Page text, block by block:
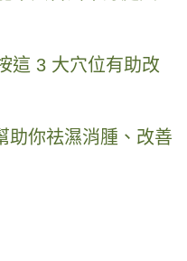
這 3 大穴位有助改
助你祛濕消腫、改善